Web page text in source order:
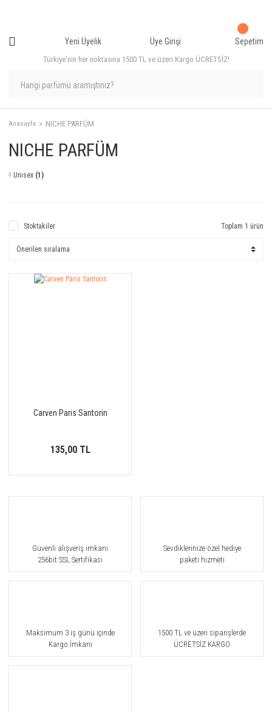
Türkiye'nin her noktasına 1500 TL ve üzeri Kargo ÜCRETSİZ!
Yeni Üyelik Üye Girişi Sepetim
Anasayfa NICHE PARFÜM
NICHE PARFÜM
Unısex (1)
Stoktakiler Toplam 1 ürün
Carven Paris Santorin
135,00 TL
Güvenli alışveriş imkanı
256bit SSL Sertifikası
Sevdiklerinize özel hediye
paketi hizmeti
Maksimum 3 iş günü içinde
Kargo İmkanı
1500 TL ve üzeri siparişlerde
ÜCRETSİZ KARGO